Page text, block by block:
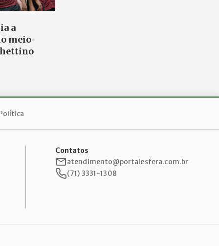
a
meio-
Contatos
atendimento@portalesfera.com.br
(71) 3331-1308